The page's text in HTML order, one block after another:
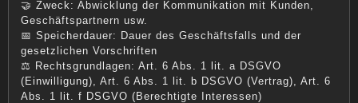
🤝 Zweck: Abwicklung der Kommunikation mit Kunden,
Geschäftspartnern usw.
📅 Speicherdauer: Dauer des Geschäftsfalls und der
gesetzlichen Vorschriften
⚖️ Rechtsgrundlagen: Art. 6 Abs. 1 lit. a DSGVO
(Einwilligung), Art. 6 Abs. 1 lit. b DSGVO (Vertrag), Art. 6
Abs. 1 lit. f DSGVO (Berechtigte Interessen)